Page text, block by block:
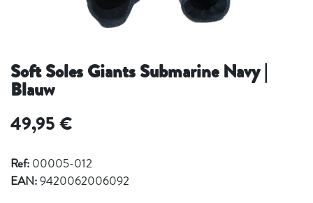
Soft Soles Giants Submarine Navy |
Blauw
49,95€
Ref: 00005-012
EAN:9420062006092